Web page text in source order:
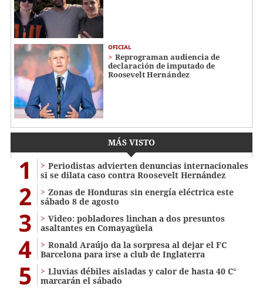
OFICIAL
Reprograman audiencia de
declaración de imputado de
Roosevelt Hernández
MÁS VISTO
1
Periodistas advierten denuncias internacionales
si se dilata caso contra Roosevelt Hernández
2
Zonas de Honduras sin energía eléctrica este
sábado 8 de agosto
3
Video: pobladores linchan a dos presuntos
asaltantes en Comayagüela
4
Ronald Araújo da la sorpresa al dejar el FC
Barcelona para irse a club de Inglaterra
5
Lluvias débiles aisladas y calor de hasta 40 C°
marcarán el sábado